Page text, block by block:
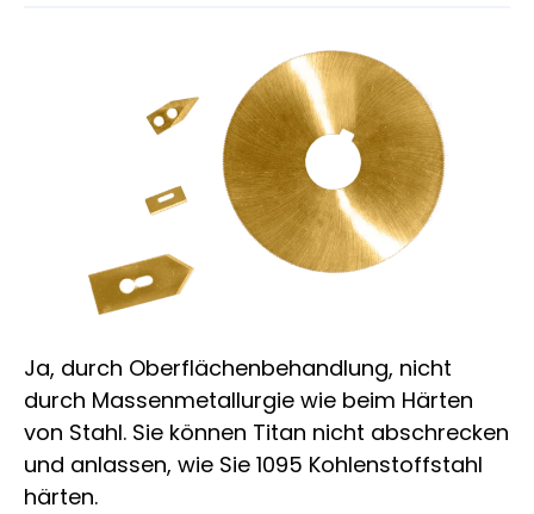
Ja, durch Oberflächenbehandlung, nicht
durch Massenmetallurgie wie beim Härten
von Stahl. Sie können Titan nicht abschrecken
und anlassen, wie Sie 1095 Kohlenstoffstahl
härten.